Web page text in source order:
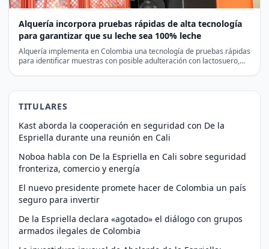
Alquería incorpora pruebas rápidas de alta tecnología
para garantizar que su leche sea 100% leche
Alquería implementa en Colombia una tecnología de pruebas rápidas
para identificar muestras con posible adulteración con lactosuero,
TITULARES
Kast aborda la cooperación en seguridad con De la
Espriella durante una reunión en Cali
Noboa habla con De la Espriella en Cali sobre seguridad
fronteriza, comercio y energía
El nuevo presidente promete hacer de Colombia un país
seguro para invertir
De la Espriella declara «agotado» el diálogo con grupos
armados ilegales de Colombia